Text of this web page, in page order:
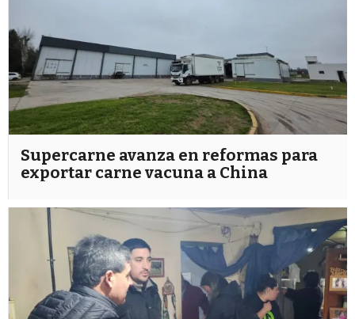
Supercarne avanza en reformas para
exportar carne vacuna a China